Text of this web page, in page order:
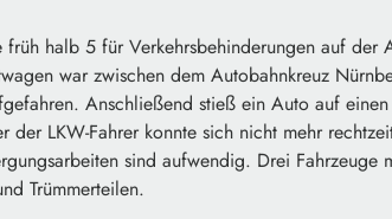
früh halb 5 für Verkehrsbehinderungen auf der
war zwischen dem Autobahnkreuz
Anschließend stieß ein Auto auf
LKW-Fahrer konnte sich nicht mehr
sind aufwendig. Drei Fahrzeuge
Trümmerteilen.